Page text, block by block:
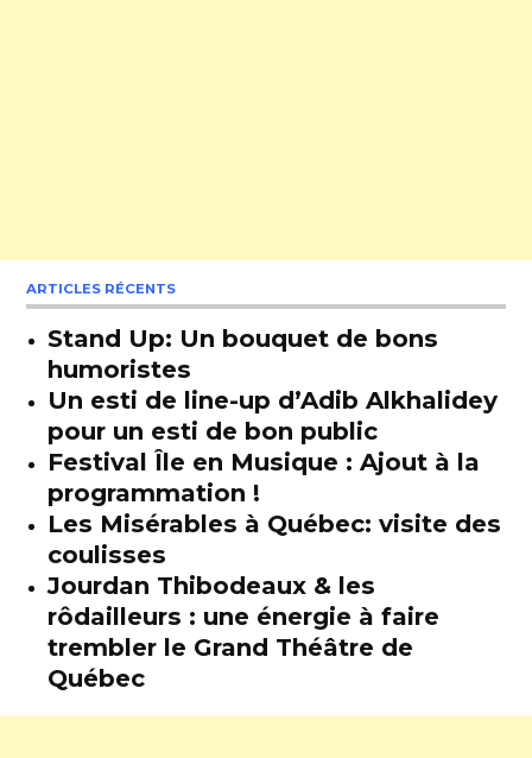
ARTICLES RÉCENTS
Stand Up: Un bouquet de bons
humoristes
Un esti de line-up d’Adib Alkhalidey
pour un esti de bon public
Festival Île en Musique : Ajout à la
programmation !
Les Misérables à Québec: visite des
coulisses
Jourdan Thibodeaux & les
rôdailleurs : une énergie à faire
trembler le Grand Théâtre de
Québec